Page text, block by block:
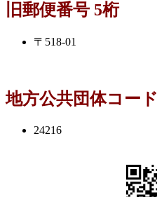
旧郵便番号 5桁
〒518-01
地方公共団体コード
24216